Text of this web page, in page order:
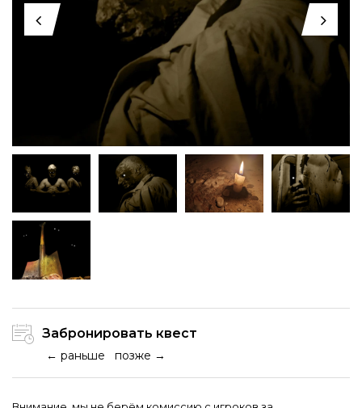
Забронировать квест
← раньше позже →